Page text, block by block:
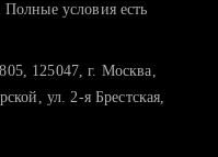
Полные условия есть
125047, г. Москва,
ул. 2-я Брестская,